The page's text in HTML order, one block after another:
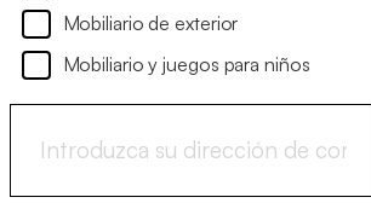
Mobiliario de exterior
Mobiliario y juegos para niños